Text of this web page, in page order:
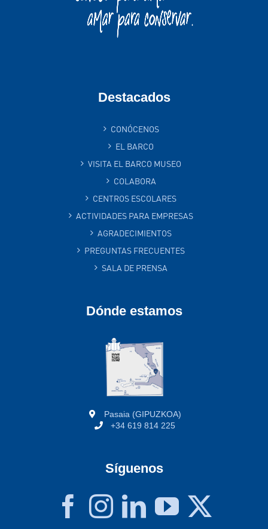
Destacados
CONÓCENOS
EL BARCO
VISITA EL BARCO MUSEO
COLABORA
CENTROS ESCOLARES
ACTIVIDADES PARA EMPRESAS
AGRADECIMIENTOS
PREGUNTAS FRECUENTES
SALA DE PRENSA
Dónde estamos
Pasaia (GIPUZKOA)
+34 619 814 225
Síguenos